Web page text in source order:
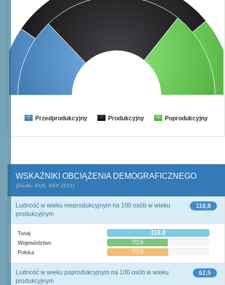
Przedprodukcyjny Produkcyjny Poprodukcyjny
WSKAŹNIKI OBCIĄŻENIA DEMOGRAFICZNEGO
(Źródło: GUS, NSP 2021)
118,8
Ludność w wieku nieprodukcyjnym na 100 osób w wieku
produkcyjnym
Tutaj 118,8
Województwo 70,6
Polska 70,8
62,5
Ludność w wieku poprodukcyjnym na 100 osób w wieku
produkcyjnym